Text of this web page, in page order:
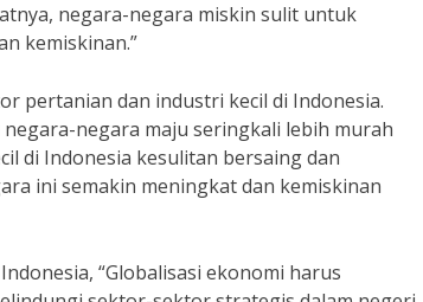
negara-negara miskin sulit untuk
kemiskinan.”
pertanian dan industri kecil di Indonesia.
negara maju seringkali lebih murah
di Indonesia kesulitan bersaing dan
ini semakin meningkat dan kemiskinan
“Globalisasi ekonomi harus